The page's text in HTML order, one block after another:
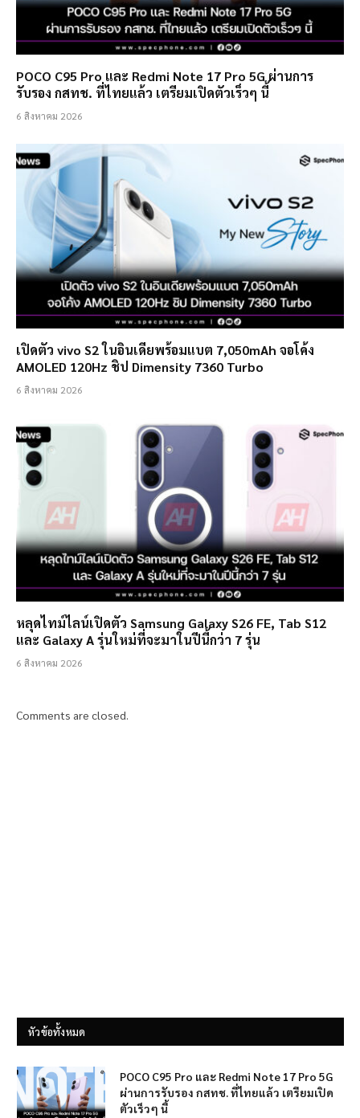
POCO C95 Pro และ Redmi Note 17 Pro 5G ผ่านการ
รับรอง กสทช. ที่ไทยแล้ว เตรียมเปิดตัวเร็วๆ นี้
6 สิงหาคม 2026
เปิดตัว vivo S2 ในอินเดียพร้อมแบต 7,050mAh จอโค้ง
AMOLED 120Hz ชิป Dimensity 7360 Turbo
6 สิงหาคม 2026
หลุดไทม์ไลน์เปิดตัว Samsung Galaxy S26 FE, Tab S12
และ Galaxy A รุ่นใหม่ที่จะมาในปีนี้กว่า 7 รุ่น
6 สิงหาคม 2026
Comments are closed.
หัวข้อทั้งหมด
POCO C95 Pro และ Redmi Note 17 Pro 5G
ผ่านการรับรอง กสทช. ที่ไทยแล้ว เตรียมเปิด
ตัวเร็วๆ นี้